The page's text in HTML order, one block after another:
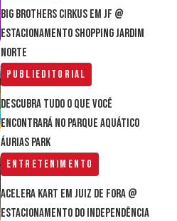
Big Brothers Cirkus em JF @
estacionamento Shopping Jardim
Norte
Publieditorial
Descubra tudo o que você
encontrará no parque aquático
Áurias Park
Entretenimento
Acelera Kart em Juiz de Fora @
estacionamento do Independência